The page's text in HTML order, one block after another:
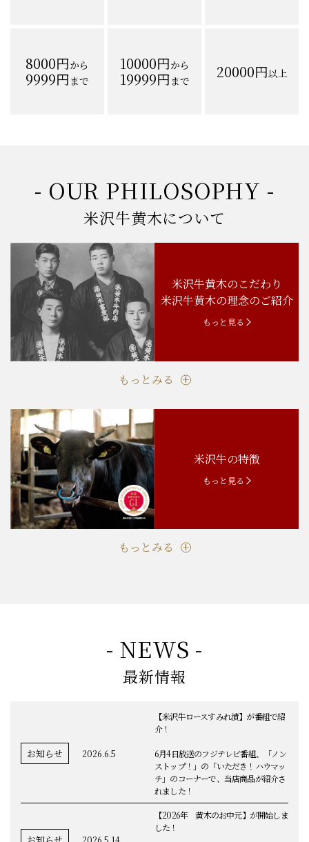
8000円から
9999円まで
10000円から
19999円まで 20000円以上
- OUR PHILOSOPHY -
米沢牛黄木について
米沢牛黄木のこだわり
米沢牛黄木の理念のご紹介
もっと見る
もっとみる
米沢牛の特徴
もっと見る
もっとみる
- NEWS -
最新情報
お知らせ 2026.6.5
【米沢牛ロースすみれ漬】が番組で紹
介！
6月4日放送のフジテレビ番組、「ノン
ストップ！」の「いただき！ハウマッ
チ」のコーナーで、当店商品が紹介さ
れました！
2026.5.14
【2026年 黄木のお中元】が開始しま
した！